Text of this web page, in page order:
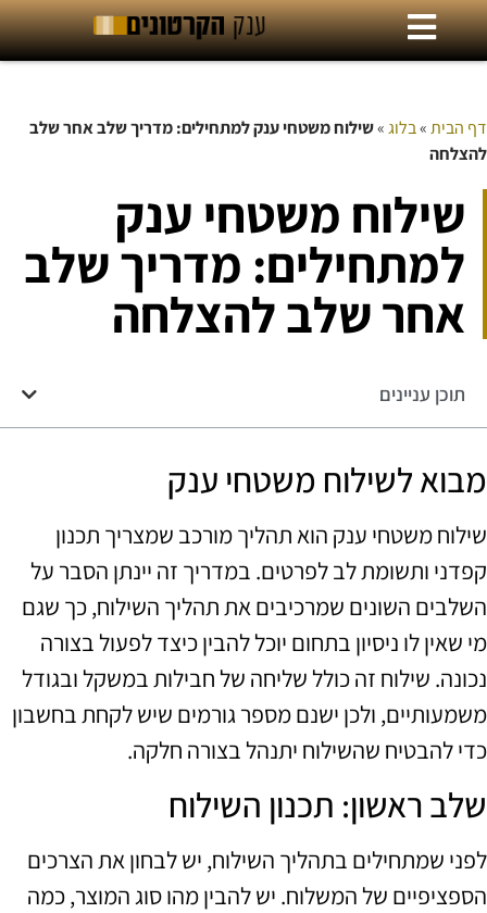
דף הבית»בלוג»שילוח משטחי ענק למתחילים: מדריך שלב אחר שלב
להצלחה
שילוח משטחי ענק
למתחילים: מדריך שלב
אחר שלב להצלחה
תוכן עניינים
מבוא לשילוח משטחי ענק
שילוח משטחי ענק הוא תהליך מורכב שמצריך תכנון
קפדני ותשומת לב לפרטים. במדריך זה יינתן הסבר על
השלבים השונים שמרכיבים את תהליך השילוח, כך שגם
מי שאין לו ניסיון בתחום יוכל להבין כיצד לפעול בצורה
נכונה. שילוח זה כולל שליחה של חבילות במשקל ובגודל
משמעותיים, ולכן ישנם מספר גורמים שיש לקחת בחשבון
כדי להבטיח שהשילוח יתנהל בצורה חלקה.
שלב ראשון: תכנון השילוח
לפני שמתחילים בתהליך השילוח, יש לבחון את הצרכים
הספציפיים של המשלוח. יש להבין מהו סוג המוצר, כמה